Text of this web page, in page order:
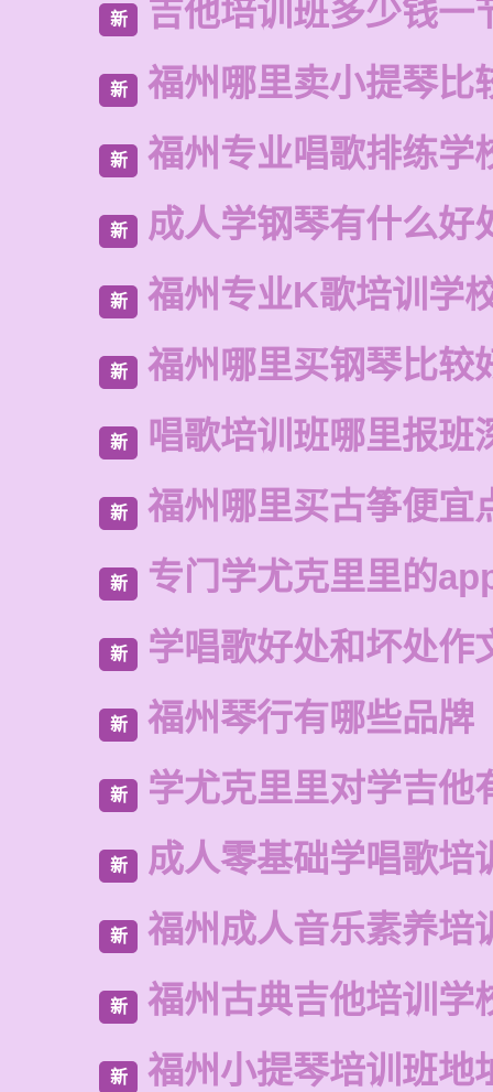
新 吉他培训班多少钱一
新 福州哪里卖小提琴比
新 福州专业唱歌排练学
新 成人学钢琴有什么好
新 福州专业K歌培训学
新 福州哪里买钢琴比较
新 唱歌培训班哪里报班
新 福州哪里买古筝便宜
新 专门学尤克里里的
新 学唱歌好处和坏处作
新 福州琴行有哪些品牌
新 学尤克里里对学吉他
新 成人零基础学唱歌培
新 福州成人音乐素养培
新 福州古典吉他培训学
新 福州小提琴培训班地